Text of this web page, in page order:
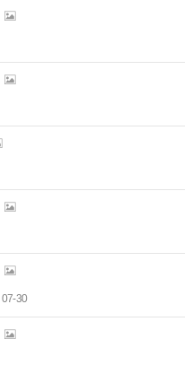
07-30